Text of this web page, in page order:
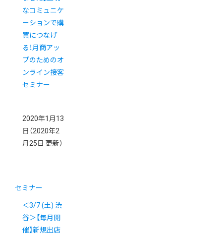
なコミュニケ
ーションで購
買につなげ
る！月商アッ
プのためのオ
ンライン接客
セミナー
2020年1月13
日 （2020年2
月25日 更新）
セミナー
＜3/7 (土) 渋
谷＞【毎月開
催】新規出店